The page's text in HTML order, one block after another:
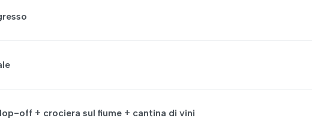
off + crociera sul fiume + cantina di vini